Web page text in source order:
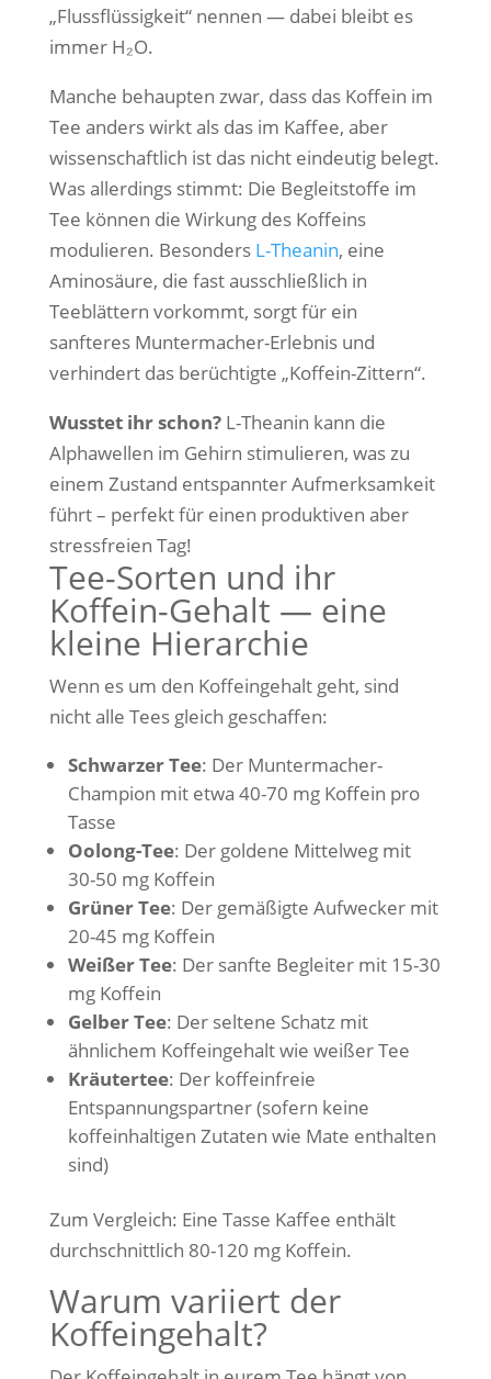
„Flussflüssigkeit“ nennen — dabei bleibt es
immer H₂O.
Manche behaupten zwar, dass das Koffein im
Tee anders wirkt als das im Kaffee, aber
wissenschaftlich ist das nicht eindeutig belegt.
Was allerdings stimmt: Die Begleitstoffe im
Tee können die Wirkung des Koffeins
modulieren. Besonders L-Theanin, eine
Aminosäure, die fast ausschließlich in
Teeblättern vorkommt, sorgt für ein
sanfteres Muntermacher-Erlebnis und
verhindert das berüchtigte „Koffein-Zittern“.
Wusstet ihr schon?L-Theanin kann die
Alphawellen im Gehirn stimulieren, was zu
einem Zustand entspannter Aufmerksamkeit
führt – perfekt für einen produktiven aber
stressfreien Tag!
Tee-Sorten und ihr
Koffein-Gehalt — eine
kleine Hierarchie
Wenn es um den Koffeingehalt geht, sind
nicht alle Tees gleich geschaffen:
Schwarzer Tee: Der Muntermacher-
Champion mit etwa 40-70 mg Koffein pro
Tasse
Oolong-Tee: Der goldene Mittelweg mit
30-50 mg Koffein
Grüner Tee: Der gemäßigte Aufwecker mit
20-45 mg Koffein
Weißer Tee: Der sanfte Begleiter mit 15-30
mg Koffein
Gelber Tee: Der seltene Schatz mit
ähnlichem Koffeingehalt wie weißer Tee
Kräutertee: Der koffeinfreie
Entspannungspartner (sofern keine
koffeinhaltigen Zutaten wie Mate enthalten
sind)
Zum Vergleich: Eine Tasse Kaffee enthält
durchschnittlich 80-120 mg Koffein.
Warum variiert der
Koffeingehalt?